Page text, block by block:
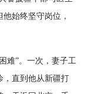
始终坚守岗位，
难”。一次，妻子工
，直到他从新疆打